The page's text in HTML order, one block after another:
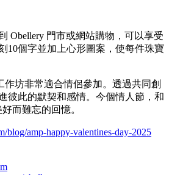
Obellery 門市或網站購物，可以享受
10個字並加上心形圖案，使每件珠寶
作坊非常適合情侶參加。透過共同創
彼此的默契和感情。今個情人節，和
而難忘的回憶。
blog/amp-happy-valentines-day-2025